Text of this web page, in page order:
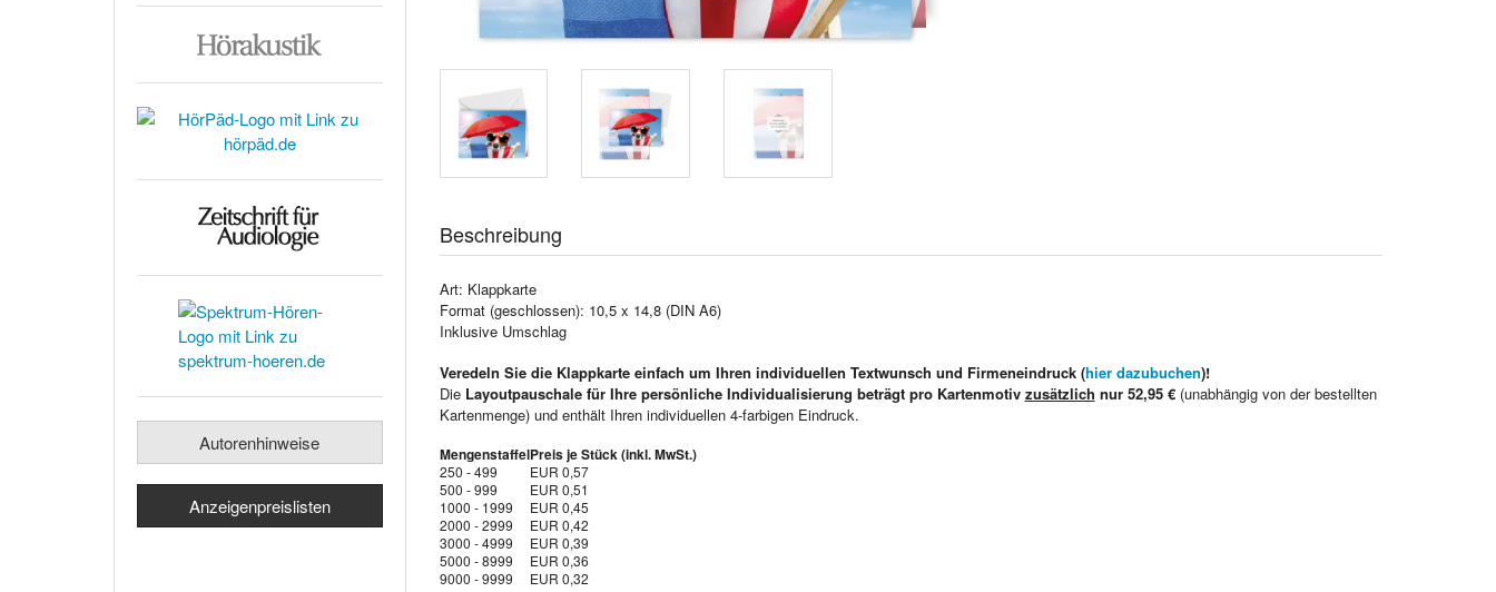
Beschreibung
Art: Klappkarte
Format (geschlossen): 10,5 x 14,8 (DIN A6)
Inklusive Umschlag
Veredeln Sie die Klappkarte einfach um Ihren individuellen Textwunsch und Firmeneindruck (hier dazubuchen)!
Die Layoutpauschale für Ihre persönliche Individualisierung beträgt pro Kartenmotiv zusätzlich nur 52,95 €(unabhängig von der bestellten
Kartenmenge) und enthält Ihren individuellen 4-farbigen Eindruck.
MengenstaffelPreis je Stück (inkl. MwSt.)
250 - 499
EUR 0,57
500 - 999
EUR 0,51
1000 - 1999
EUR 0,45
2000 - 2999
EUR 0,42
3000 - 4999
EUR 0,39
5000 - 8999
EUR 0,36
9000 - 9999
EUR 0,32
Autorenhinweise
Anzeigenpreislisten